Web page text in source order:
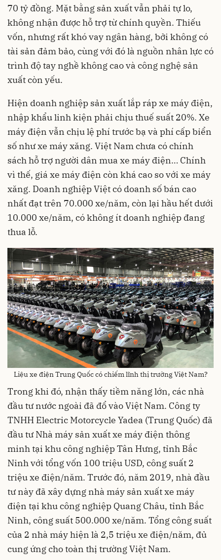
70 tỷ đồng. Mặt bằng sản xuất vẫn phải tự lo,
không nhận được hỗ trợ từ chính quyền. Thiếu
vốn, nhưng rất khó vay ngân hàng, bởi không có
tài sản đảm bảo, cùng với đó là nguồn nhân lực có
trình độ tay nghề không cao và công nghệ sản
xuất còn yếu.
Hiện doanh nghiệp sản xuất lắp ráp xe máy điện,
nhập khẩu linh kiện phải chịu thuế suất 20%. Xe
máy điện vẫn chịu lệ phí trước bạ và phí cấp biển
số như xe máy xăng. Việt Nam chưa có chính
sách hỗ trợ người dân mua xe máy điện… Chính
vì thế, giá xe máy điện còn khá cao so với xe máy
xăng. Doanh nghiệp Việt có doanh số bán cao
nhất đạt trên 70.000 xe/năm, còn lại hầu hết dưới
10.000 xe/năm, có không ít doanh nghiệp đang
thua lỗ.
Liệu xe điện Trung Quốc có chiếm lĩnh thị trường Việt Nam?
Trong khi đó, nhận thấy tiềm năng lớn, các nhà
đầu tư nước ngoài đã đổ vào Việt Nam. Công ty
TNHH Electric Motorcycle Yadea (Trung Quốc) đã
đầu tư Nhà máy sản xuất xe máy điện thông
minh tại khu công nghiệp Tân Hưng, tỉnh Bắc
Ninh với tổng vốn 100 triệu USD, công suất 2
triệu xe điện/năm. Trước đó, năm 2019, nhà đầu
tư này đã xây dựng nhà máy sản xuất xe máy
điện tại khu công nghiệp Quang Châu, tỉnh Bắc
Ninh, công suất 500.000 xe/năm. Tổng công suất
của 2 nhà máy hiện là 2,5 triệu xe điện/năm, đủ
cung ứng cho toàn thị trường Việt Nam.